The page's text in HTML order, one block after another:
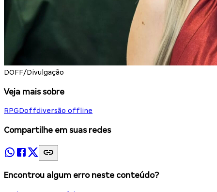
DOFF/Divulgação
Veja mais sobre
RPGDoffdiversão offline
Compartilhe em suas redes
Encontrou algum erro neste conteúdo?